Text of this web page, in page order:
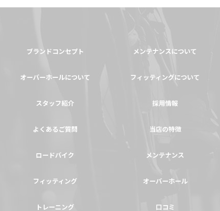
ブランドコンセプト メンテナンスについて
オーバーホールについて フィッティングについて
スタッフ紹介 採用情報
よくあるご質問 当店の特徴
ロードバイク メンテナンス
フィッティング オーバーホール
トレーニング 口コミ